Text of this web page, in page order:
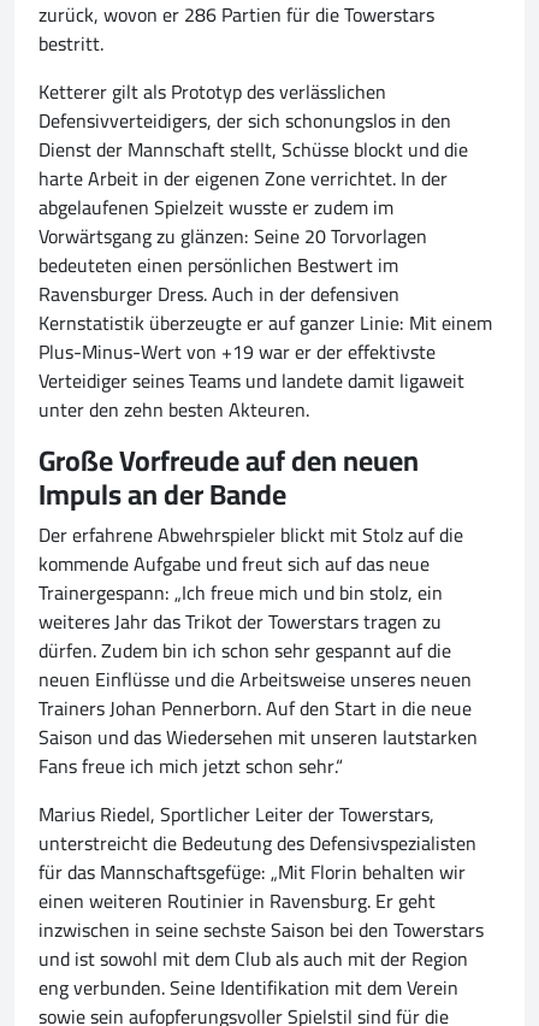
zurück, wovon er 286 Partien für die Towerstars
bestritt.
Ketterer gilt als Prototyp des verlässlichen
Defensivverteidigers, der sich schonungslos in den
Dienst der Mannschaft stellt, Schüsse blockt und die
harte Arbeit in der eigenen Zone verrichtet. In der
abgelaufenen Spielzeit wusste er zudem im
Vorwärtsgang zu glänzen: Seine 20 Torvorlagen
bedeuteten einen persönlichen Bestwert im
Ravensburger Dress. Auch in der defensiven
Kernstatistik überzeugte er auf ganzer Linie: Mit einem
Plus-Minus-Wert von +19 war er der effektivste
Verteidiger seines Teams und landete damit ligaweit
unter den zehn besten Akteuren.
Große Vorfreude auf den neuen
Impuls an der Bande
Der erfahrene Abwehrspieler blickt mit Stolz auf die
kommende Aufgabe und freut sich auf das neue
Trainergespann: „Ich freue mich und bin stolz, ein
weiteres Jahr das Trikot der Towerstars tragen zu
dürfen. Zudem bin ich schon sehr gespannt auf die
neuen Einflüsse und die Arbeitsweise unseres neuen
Trainers Johan Pennerborn. Auf den Start in die neue
Saison und das Wiedersehen mit unseren lautstarken
Fans freue ich mich jetzt schon sehr.“
Marius Riedel, Sportlicher Leiter der Towerstars,
unterstreicht die Bedeutung des Defensivspezialisten
für das Mannschaftsgefüge: „Mit Florin behalten wir
einen weiteren Routinier in Ravensburg. Er geht
inzwischen in seine sechste Saison bei den Towerstars
und ist sowohl mit dem Club als auch mit der Region
eng verbunden. Seine Identifikation mit dem Verein
sowie sein aufopferungsvoller Spielstil sind für die